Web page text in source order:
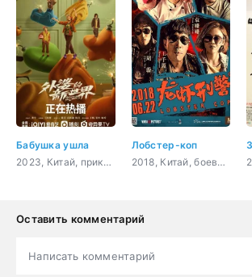
Бабушка ушла
2023, Китай, приключения, драма, семейный
Лобстер-коп
2018, Китай, боевик, гурман, комедия, криминал
Оставить комментарий
Написать комментарий